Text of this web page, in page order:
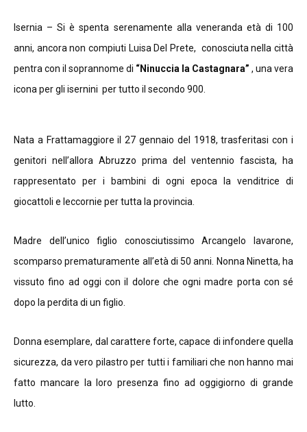
Isernia – Si è spenta serenamente alla veneranda età di 100
anni, ancora non compiuti Luisa Del Prete, conosciuta nella città
pentra con il soprannome di “Ninuccia la Castagnara” , una vera
icona per gli isernini per tutto il secondo 900.
Nata a Frattamaggiore il 27 gennaio del 1918, trasferitasi con i
genitori nell’allora Abruzzo prima del ventennio fascista, ha
rappresentato per i bambini di ogni epoca la venditrice di
giocattoli e leccornie per tutta la provincia.
Madre dell’unico figlio conosciutissimo Arcangelo Iavarone,
scomparso prematuramente all’età di 50 anni. Nonna Ninetta, ha
vissuto fino ad oggi con il dolore che ogni madre porta con sé
dopo la perdita di un figlio.
Donna esemplare, dal carattere forte, capace di infondere quella
sicurezza, da vero pilastro per tutti i familiari che non hanno mai
fatto mancare la loro presenza fino ad oggigiorno di grande
lutto.